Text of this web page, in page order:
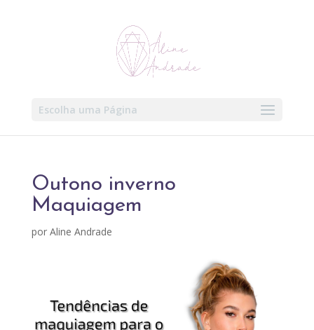
Escolha uma Página
Outono inverno
Maquiagem
por Aline Andrade